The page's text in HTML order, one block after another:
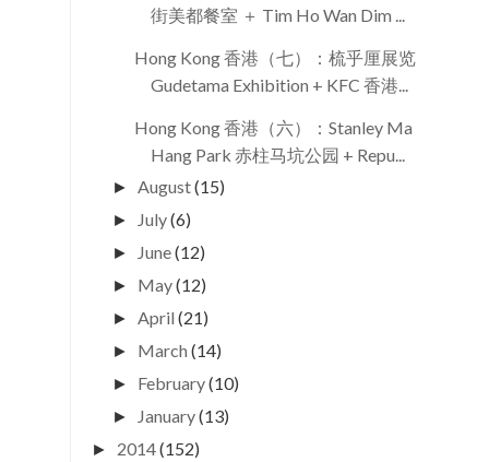
街美都餐室 ＋ Tim Ho Wan Dim ...
Hong Kong 香港（七）：梳乎厘展览
Gudetama Exhibition + KFC 香港...
Hong Kong 香港（六）：Stanley Ma
Hang Park 赤柱马坑公园 + Repu...
►August(15)
► July(6)
► June(12)
► May(12)
►April(21)
► March(14)
► February(10)
► January(13)
► 2014(152)